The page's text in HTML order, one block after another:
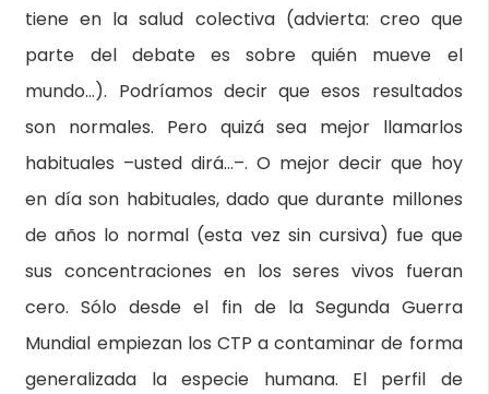
tiene en la salud colectiva (advierta: creo que
parte del debate es sobre quién mueve el
mundo…). Podríamos decir que esos resultados
son normales. Pero quizá sea mejor llamarlos
habituales –usted dirá…–. O mejor decir que hoy
en día son habituales, dado que durante millones
de años lo normal (esta vez sin cursiva) fue que
sus concentraciones en los seres vivos fueran
cero. Sólo desde el fin de la Segunda Guerra
Mundial empiezan los CTP a contaminar de forma
generalizada la especie humana. El perfil de